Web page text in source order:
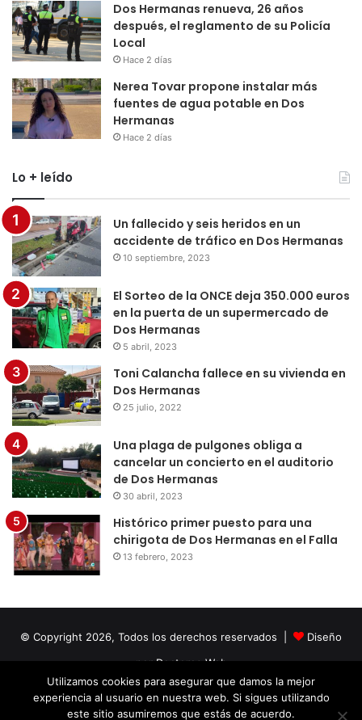
Dos Hermanas renueva, 26 años
después, el reglamento de su Policía
Local
Hace 2 días
Nerea Tovar propone instalar más
fuentes de agua potable en Dos
Hermanas
Hace 2 días
Lo + leído
Un fallecido y seis heridos en un
accidente de tráfico en Dos Hermanas
10 septiembre, 2023
El Sorteo de la ONCE deja 350.000 euros
en la puerta de un supermercado de
Dos Hermanas
5 abril, 2023
Toni Calancha fallece en su vivienda en
Dos Hermanas
25 julio, 2022
Una plaga de pulgones obliga a
cancelar un concierto en el auditorio
de Dos Hermanas
30 abril, 2023
Histórico primer puesto para una
chirigota de Dos Hermanas en el Falla
13 febrero, 2023
© Copyright 2026, Todos los derechos reservados |
Diseño
por Doctores Web
Facebook
TwitterLinkedInYouTubeInstagram
Utilizamos cookies para asegurar que damos la mejor
experiencia al usuario en nuestra web. Si sigues utilizando
este sitio asumiremos que estás de acuerdo.